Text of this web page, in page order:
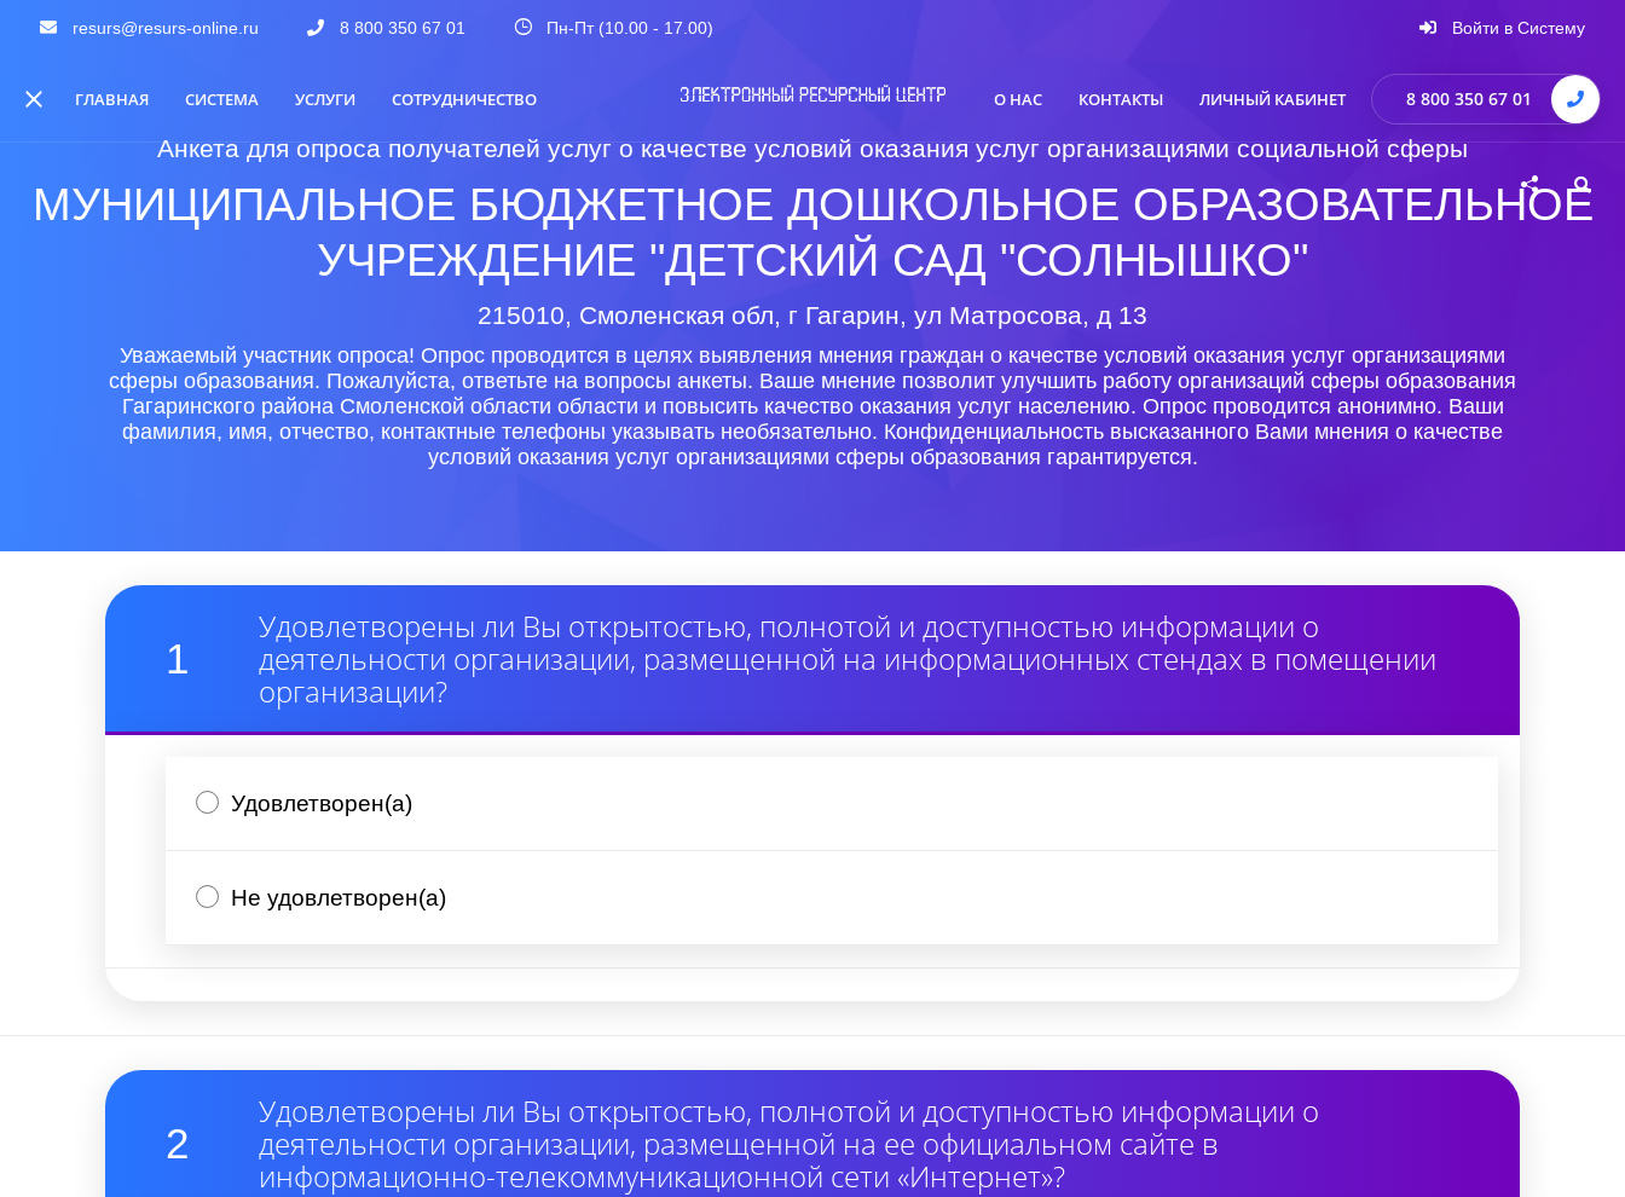
resurs@resurs-online.ru 8 800 350 67 01 Пн-Пт (10.00 - 17.00) Войти в Систему
ГЛАВНАЯ СИСТЕМА УСЛУГИ СОТРУДНИЧЕСТВО О НАС КОНТАКТЫ ЛИЧНЫЙ КАБИНЕТ 8 800 350 67 01
Анкета для опроса получателей услуг о качестве условий оказания услуг организациями социальной сферы
МУНИЦИПАЛЬНОЕ БЮДЖЕТНОЕ ДОШКОЛЬНОЕ ОБРАЗОВАТЕЛЬНОЕ
УЧРЕЖДЕНИЕ "ДЕТСКИЙ САД "СОЛНЫШКО"
215010, Смоленская обл, г Гагарин, ул Матросова, д 13
Уважаемый участник опроса! Опрос проводится в целях выявления мнения граждан о качестве условий оказания услуг организациями
сферы образования. Пожалуйста, ответьте на вопросы анкеты. Ваше мнение позволит улучшить работу организаций сферы образования
Гагаринского района Смоленской области области и повысить качество оказания услуг населению. Опрос проводится анонимно. Ваши
фамилия, имя, отчество, контактные телефоны указывать необязательно. Конфиденциальность высказанного Вами мнения о качестве
условий оказания услуг организациями сферы образования гарантируется.
1
Удовлетворены ли Вы открытостью, полнотой и доступностью информации о
деятельности организации, размещенной на информационных стендах в помещении
организации?
Удовлетворен(а)
Не удовлетворен(а)
2
Удовлетворены ли Вы открытостью, полнотой и доступностью информации о
деятельности организации, размещенной на ее официальном сайте в
информационно-телекоммуникационной сети «Интернет»?